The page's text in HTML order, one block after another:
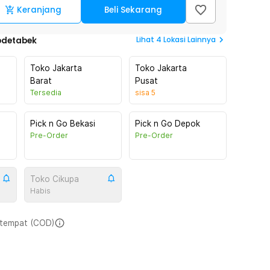
Keranjang Beli Sekarang
Lihat 4 Lokasi Lainnya
Toko Jakarta
Barat
Tersedia
Toko Jakarta
Pusat
sisa 5
Pick n Go Bekasi
Pre-Order
Pick n Go Depok
Pre-Order
Toko Cikupa
Habis
(COD)